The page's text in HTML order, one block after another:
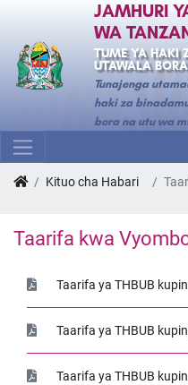
JAMHURI
WA
TUME YA HAKI
UTAWALA BORA
Tunajenga
haki za
bora na utu wa
Kituo cha Habari
Taarifa kwa
Taarifa ya THBUB
Taarifa ya THBUB
Taarifa ya THBUB